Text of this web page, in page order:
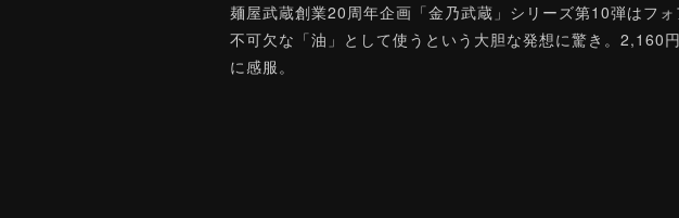
麺屋武蔵創業20周年企画「金乃武蔵」シリーズ第10弾はフ
不可欠な「油」として使うという大胆な発想に驚き。2,160
に感服。